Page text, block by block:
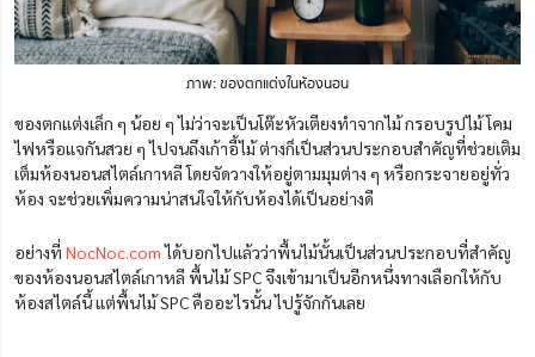
ภาพ: ของตกแต่งในห้องนอน
ของตกแต่งเล็ก ๆ น้อย ๆ ไม่ว่าจะเป็นโต๊ะหัวเตียงทำจากไม้ กรอบรูปไม้ โคม
ไฟหรือแจกันสวย ๆ ไปจนถึงเก้าอี้ไม้ ต่างก็เป็นส่วนประกอบสำคัญที่ช่วยเติม
เต็มห้องนอนสไตล์เกาหลี โดยจัดวางให้อยู่ตามมุมต่าง ๆ หรือกระจายอยู่ทั่ว
ห้อง จะช่วยเพิ่มความน่าสนใจให้กับห้องได้เป็นอย่างดี
อย่างที่ NocNoc.comได้บอกไปแล้วว่าพื้นไม้นั้นเป็นส่วนประกอบที่สำคัญ
ของห้องนอนสไตล์เกาหลี พื้นไม้ SPC จึงเข้ามาเป็นอีกหนึ่งทางเลือกให้กับ
ห้องสไตล์นี้ แต่พื้นไม้ SPC คืออะไรนั้น ไปรู้จักกันเลย